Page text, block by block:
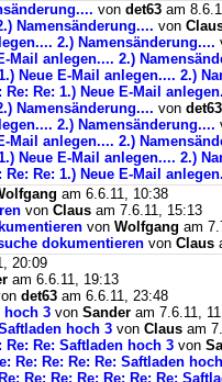
von det63 am
Namensänderung.... von
2.) Namensänderung....
Mail anlegen.... 2.)
Neue E-Mail anlegen.... 2.)
Re: Re: 1.) Neue E-Mail
Namensänderung.... von det63
2.) Namensänderung....
Mail anlegen.... 2.)
Neue E-Mail anlegen.... 2.)
Re: Re: 1.) Neue E-Mail
am 6.6.11, 10:38
von Claus am 7.6.11, 15:13
von Wolfgang am
dokumentieren von Claus
20:09
am 6.6.11, 19:13
det63 am 6.6.11, 23:48
hoch 3 von Sander am 7.6.11,
hoch 3 von Claus am
Re: Re: Saftladen hoch 3 von
Re: Re: Re: Re: Saftladen
Re: Re: Re: Re: Re: Re: Re: